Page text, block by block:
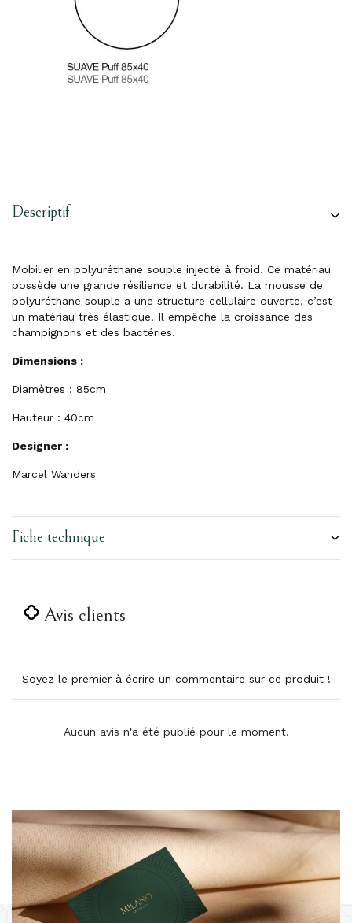
Descriptif
Mobilier en polyuréthane souple injecté à froid. Ce matériau
possède une grande résilience et durabilité. La mousse de
polyuréthane souple a une structure cellulaire ouverte, c’est
un matériau très élastique. Il empêche la croissance des
champignons et des bactéries.
Dimensions :
Diamètres : 85cm
Hauteur : 40cm
Designer :
Marcel Wanders
Fiche technique
Avis clients
Soyez le premier à écrire un commentaire sur ce produit !
Aucun avis n'a été publié pour le moment.